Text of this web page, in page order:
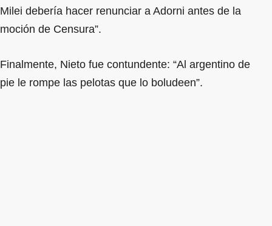
Milei debería hacer renunciar a Adorni antes de la
moción de Censura”.
Finalmente, Nieto fue contundente: “Al argentino de
pie le rompe las pelotas que lo boludeen”.